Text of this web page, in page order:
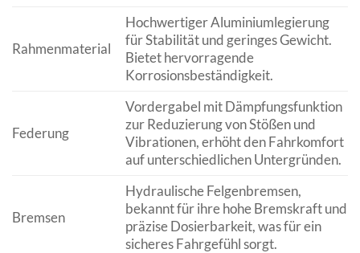
Rahmenmaterial
Hochwertiger Aluminiumlegierung
für Stabilität und geringes Gewicht.
Bietet hervorragende
Korrosionsbeständigkeit.
Federung
Vordergabel mit Dämpfungsfunktion
zur Reduzierung von Stößen und
Vibrationen, erhöht den Fahrkomfort
auf unterschiedlichen Untergründen.
Bremsen
Hydraulische Felgenbremsen,
bekannt für ihre hohe Bremskraft und
präzise Dosierbarkeit, was für ein
sicheres Fahrgefühl sorgt.